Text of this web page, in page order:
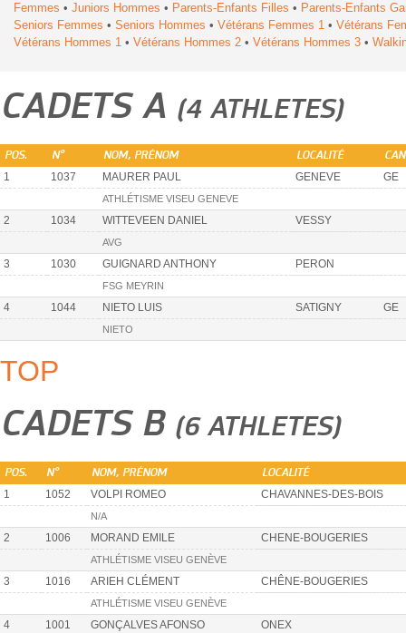
Femmes • Juniors Hommes • Parents-Enfants Filles • Parents-Enfants
Seniors Femmes • Seniors Hommes • Vétérans Femmes 1 • Vétérans
Vétérans Hommes 1 • Vétérans Hommes 2 • Vétérans Hommes 3 •
CADETS A (4 ATHLETES)
POS. N° NOM, PRÉNOM LOCALITÉ
1 1037 MAURER PAUL GENEVE GE
ATHLÉTISME VISEU GENEVE
2 1034 WITTEVEEN DANIEL VESSY
AVG
3 1030 GUIGNARD ANTHONY PERON
FSG MEYRIN
4 1044 NIETO LUIS SATIGNY GE
NIETO
TOP
CADETS B (6 ATHLETES)
POS. N° NOM, PRÉNOM LOCALITÉ
1 1052 VOLPI ROMEO CHAVANNES-DES-BOIS
N/A
2 1006 MORAND EMILE CHENE-BOUGERIES
ATHLÉTISME VISEU GENÈVE
3 1016 ARIEH CLÉMENT CHÊNE-BOUGERIES
ATHLÉTISME VISEU GENÈVE
4 1001 GONÇALVES AFONSO ONEX